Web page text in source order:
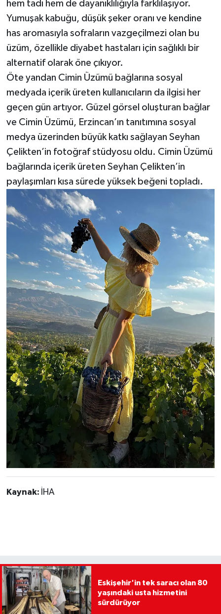
hem tadı hem de dayanıklılığıyla farklılaşıyor.
Yumuşak kabuğu, düşük şeker oranı ve kendine
has aromasıyla sofraların vazgeçilmezi olan bu
üzüm, özellikle diyabet hastaları için sağlıklı bir
alternatif olarak öne çıkıyor.
Öte yandan Cimin Üzümü bağlarına sosyal
medyada içerik üreten kullanıcıların da ilgisi her
geçen gün artıyor. Güzel görsel oluşturan bağlar
ve Cimin Üzümü, Erzincan’ın tanıtımına sosyal
medya üzerinden büyük katkı sağlayan Seyhan
Çelikten’in fotoğraf stüdyosu oldu. Cimin Üzümü
bağlarında içerik üreten Seyhan Çelikten’in
paylaşımları kısa sürede yüksek beğeni topladı.
Kaynak: İHA
Eskişehir'in tek saracı olan 80
yaşındaki usta hizmetini
sürdürüyor